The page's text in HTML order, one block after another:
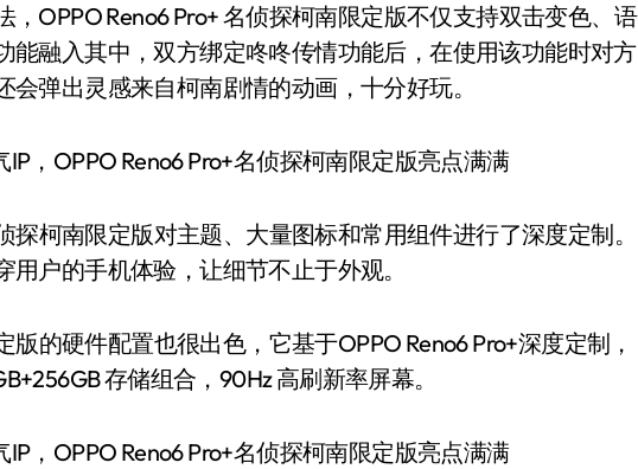
OPPO Reno6 Pro+ 名侦探柯南限定版不仅支持双击变色、语
能融入其中，双方绑定咚咚传情功能后，在使用该功能时对方
弹出灵感来自柯南剧情的动画，十分好玩。
探柯南限定版对主题、大量图标和常用组件进行了深度定制。
户的手机体验，让细节不止于外观。
版的硬件配置也很出色，它基于OPPO Reno6 Pro+深度定制，
存储组合，90Hz 高刷新率屏幕。